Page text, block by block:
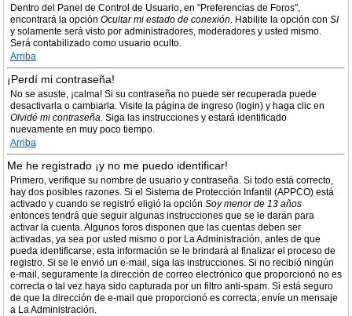
Dentro del Panel de Control de Usuario, en "Preferencias de Foros",
encontrará la opción Ocultar mi estado de conexión. Habilite la opción con SI
y solamente será visto por administradores, moderadores y usted mismo.
Será contabilizado como usuario oculto.
Arriba
¡Perdí mi contraseña!
No se asuste, ¡calma! Si su contraseña no puede ser recuperada puede
desactivarla o cambiarla. Visite la página de ingreso (login) y haga clic en
Olvidé mi contraseña. Siga las instrucciones y estará identificado
nuevamente en muy poco tiempo.
Arriba
Me he registrado ¡y no me puedo identificar!
Primero, verifique su nombre de usuario y contraseña. Si todo está correcto,
hay dos posibles razones. Si el Sistema de Protección Infantil (APPCO) está
activado y cuando se registró eligió la opción Soy menor de 13 años
entonces tendrá que seguir algunas instrucciones que se le darán para
activar la cuenta. Algunos foros disponen que las cuentas deben ser
activadas, ya sea por usted mismo o por La Administración, antes de que
pueda identificarse; esta información se le brindará al finalizar el proceso de
registro. Si se le envió un e-mail, siga las instrucciones. Si no recibió ningún
e-mail, seguramente la dirección de correo electrónico que proporcionó no es
correcta o tal vez haya sido capturada por un filtro anti-spam. Si está seguro
de que la dirección de e-mail que proporcionó es correcta, envíe un mensaje
a La Administración.